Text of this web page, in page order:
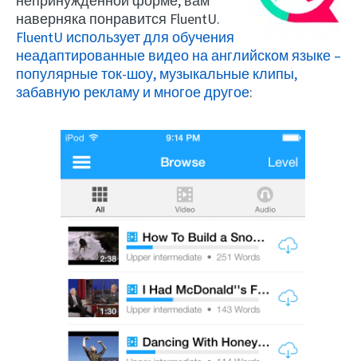
наверняка понравится FluentU.
FluentU использует для обучения
неадаптированные видео на английском языке –
популярные ток-шоу, музыкальные клипы,
забавную рекламу и многое другое: